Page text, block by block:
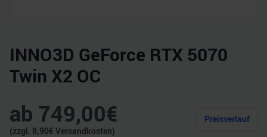
INNO3D GeForce RTX 5070
Twin X2 OC
ab 749,00€
(zzgl. 8,90€ Versandkosten)
Preisverlauf